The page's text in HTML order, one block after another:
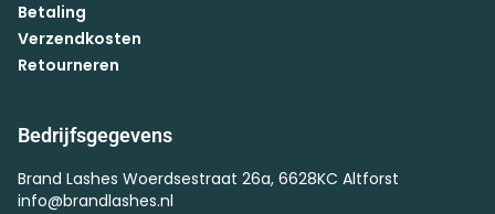
Betaling
Verzendkosten
Retourneren
Bedrijfsgegevens
Brand Lashes Woerdsestraat 26a, 6628KC Altforst
info@brandlashes.nl